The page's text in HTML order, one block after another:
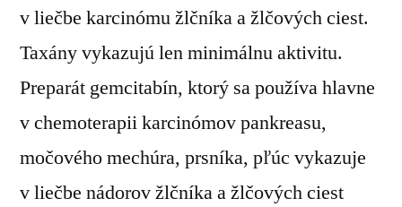
v liečbe karcinómu žlčníka a žlčových ciest.
Taxány vykazujú len minimálnu aktivitu.
Preparát gemcitabín, ktorý sa používa hlavne
v chemoterapii karcinómov pankreasu,
močového mechúra, prsníka, pľúc vykazuje
v liečbe nádorov žlčníka a žlčových ciest